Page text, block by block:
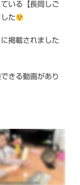
いる【長岡しご
た
掲載されました
きる動画があり